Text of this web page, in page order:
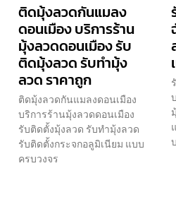
ติดมุ้งลวดกันแมลง
ดอนเมือง บริการร้าน
มุ้งลวดดอนเมือง รับ
ติดมุ้งลวด รับทำมุ้ง
ลวด ราคาถูก
ติดมุ้งลวดกันแมลงดอนเมือง
บริการร้านมุ้งลวดดอนเมือง
รับติดตั้งมุ้งลวด รับทำมุ้งลวด
รับติดตั้งกระจกอลูมิเนียม แบบ
ครบวงจร